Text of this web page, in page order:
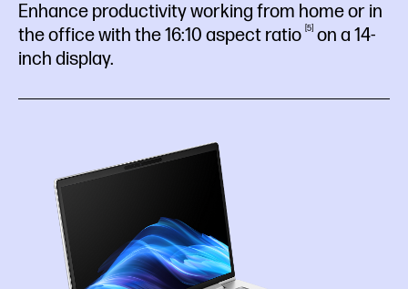
Enhance productivity working from home or in
the office with the 16:10 aspect ratio 5 on a 14-
inch display.